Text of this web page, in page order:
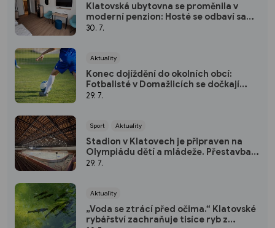
Klatovská ubytovna se proměnila v
moderní penzion: Hosté se odbaví sami
pomocí kódu
30. 7.
Aktuality
Konec dojíždění do okolních obcí:
Fotbalisté v Domažlicích se dočkají
nového hřiště
29. 7.
Sport Aktuality
Stadion v Klatovech je připraven na
Olympiádu dětí a mládeže. Přestavba
vyšla na 50 milionů
29. 7.
Aktuality
„Voda se ztrácí před očima.“ Klatovské
rybářství zachraňuje tisíce ryb z